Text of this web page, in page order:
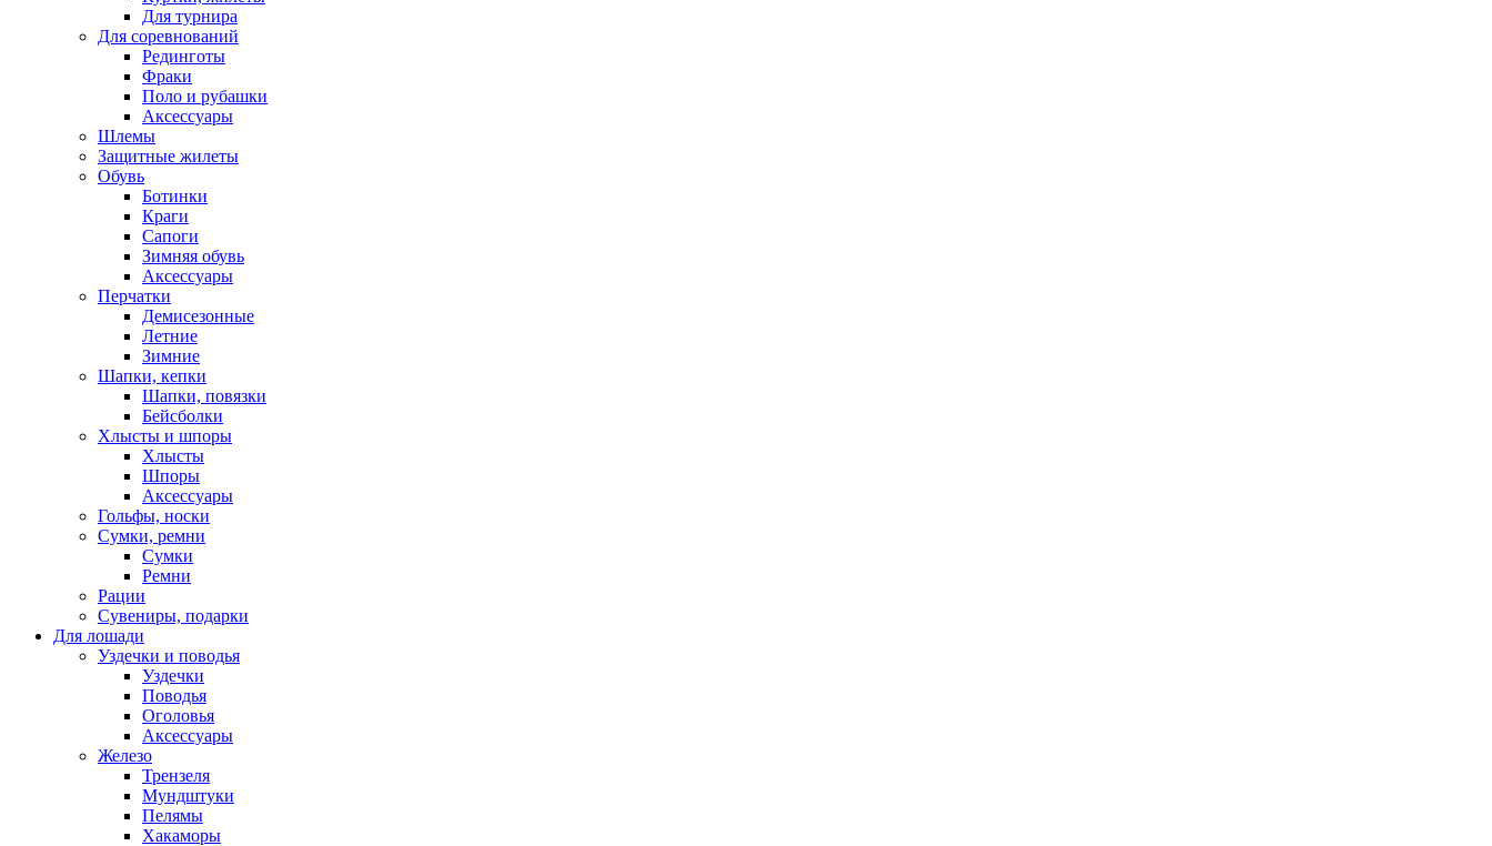
Для турнира
Для соревнований
Рединготы
Фраки
Поло и рубашки
Аксессуары
Шлемы
Защитные жилеты
Обувь
Ботинки
Краги
Сапоги
Зимняя обувь
Аксессуары
Перчатки
Демисезонные
Летние
Зимние
Шапки, кепки
Шапки, повязки
Бейсболки
Хлысты и шпоры
Хлысты
Шпоры
Аксессуары
Гольфы, носки
Сумки, ремни
Сумки
Ремни
Рации
Сувениры, подарки
Для лошади
Уздечки и поводья
Уздечки
Поводья
Оголовья
Аксессуары
Железо
Трензеля
Мундштуки
Пелямы
Хакаморы